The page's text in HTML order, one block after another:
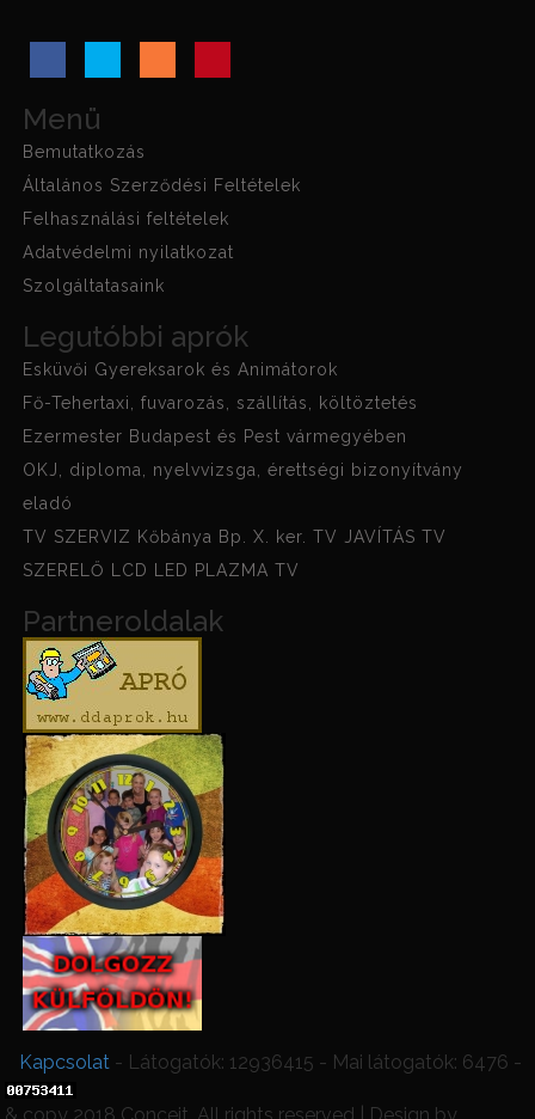
Menü
Bemutatkozás
Általános Szerződési Feltételek
Felhasználási feltételek
Adatvédelmi nyilatkozat
Szolgáltatasaink
Legutóbbi aprók
Esküvői Gyereksarok és Animátorok
Fő-Tehertaxi, fuvarozás, szállítás, költöztetés
Ezermester Budapest és Pest vármegyében
OKJ, diploma, nyelvvizsga, érettségi bizonyítvány
eladó
TV SZERVIZ Kőbánya Bp. X. ker. TV JAVÍTÁS TV
SZERELŐ LCD LED PLAZMA TV
Partneroldalak
Kapcsolat - Látogatók: 12936415 - Mai látogatók: 6476 -